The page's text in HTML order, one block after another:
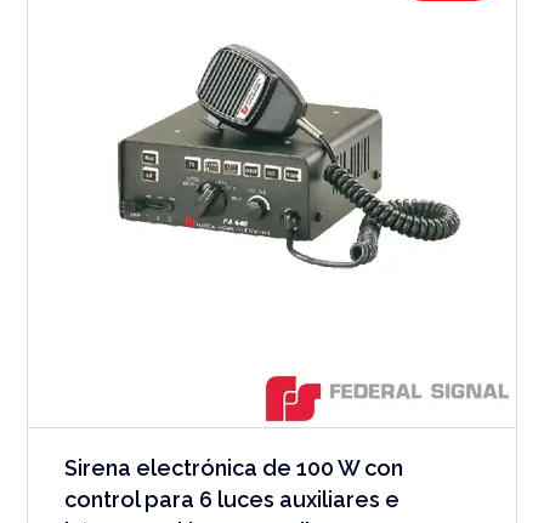
Sirena electrónica de 100 W con
control para 6 luces auxiliares e